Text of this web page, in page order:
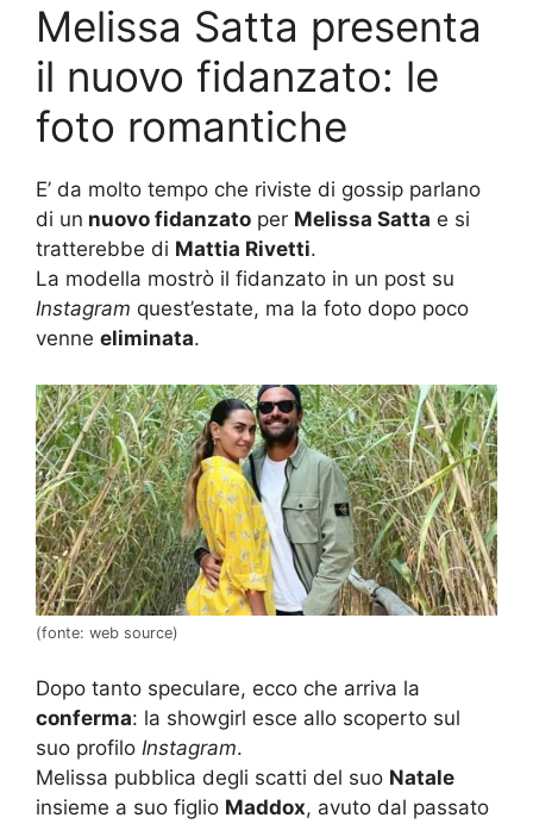
Melissa Satta presenta
il nuovo fidanzato: le
foto romantiche
E’ da molto tempo che riviste di gossip parlano
di un nuovo fidanzato per Melissa Satta e si
tratterebbe di Mattia Rivetti.
La modella mostrò il fidanzato in un post su
Instagram quest’estate, ma la foto dopo poco
venne eliminata.
(fonte: web source)
Dopo tanto speculare, ecco che arriva la
conferma: la showgirl esce allo scoperto sul
suo profilo Instagram.
Melissa pubblica degli scatti del suo Natale
insieme a suo figlio Maddox, avuto dal passato